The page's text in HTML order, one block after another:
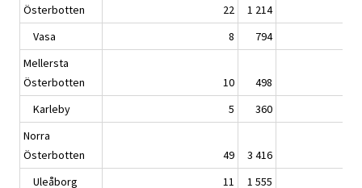
Österbotten
22
1 214
Vasa
8
794
Mellersta
Österbotten
10
498
Karleby
5
360
Norra
Österbotten
49
3 416
Uleåborg
11 1 555